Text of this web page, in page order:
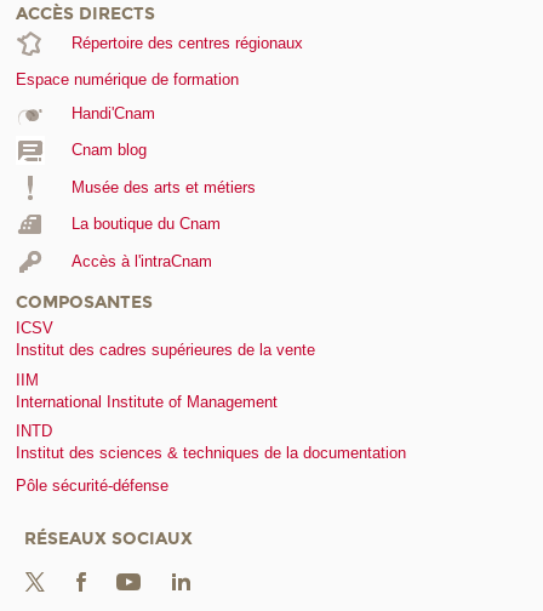
ACCÈS DIRECTS
Répertoire des centres régionaux
Espace numérique de formation
Handi'Cnam
Cnam blog
Musée des arts et métiers
La boutique du Cnam
Accès à l'intraCnam
COMPOSANTES
ICSV
Institut des cadres supérieures de la vente
IIM
International Institute of Management
INTD
Institut des sciences & techniques de la documentation
Pôle sécurité-défense
RÉSEAUX SOCIAUX